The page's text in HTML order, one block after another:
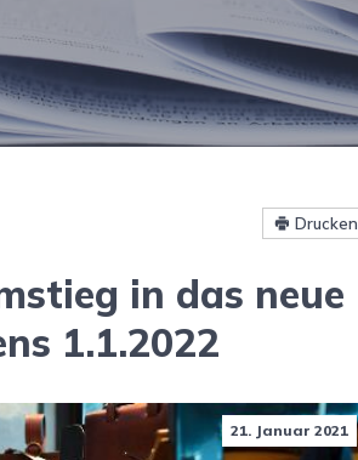
Drucken
in das neue
1.1.2022
21. Januar 2021